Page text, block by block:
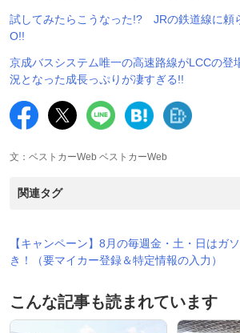
試してみたらこうなった!? JRの鉄道線に頼
O!!
京成バスシステム唯一の高速路線がLCCの登
況となった成長っぷりが凄すぎる!!
文：ベストカーWeb ベストカーWeb
関連タグ
【キャンペーン】8月の毎週金・土・日はガ
き！（要マイカー登録＆特定情報の入力）
こんな記事も読まれています